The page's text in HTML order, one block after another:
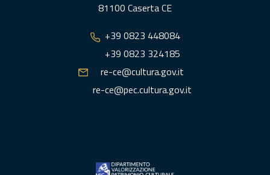
81100 Caserta CE
+39 0823 448084
+39 0823 324185
re-ce@cultura.gov.it
re-ce@pec.cultura.gov.it